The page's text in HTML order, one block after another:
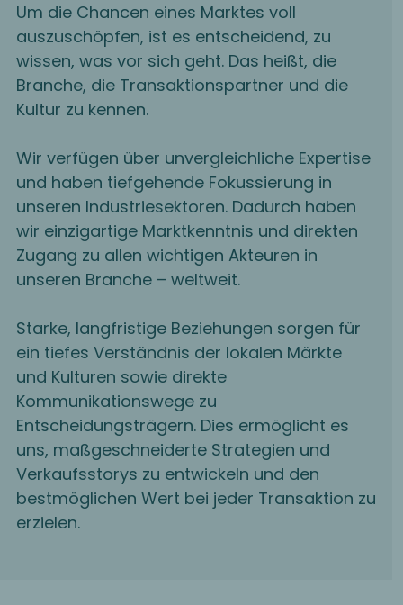
Um die Chancen eines Marktes voll
auszuschöpfen, ist es entscheidend, zu
wissen, was vor sich geht. Das heißt, die
Branche, die Transaktionspartner und die
Kultur zu kennen.
Wir verfügen über unvergleichliche Expertise
und haben tiefgehende Fokussierung in
unseren Industriesektoren. Dadurch haben
wir einzigartige Marktkenntnis und direkten
Zugang zu allen wichtigen Akteuren in
unseren Branche – weltweit.
Starke, langfristige Beziehungen sorgen für
ein tiefes Verständnis der lokalen Märkte
und Kulturen sowie direkte
Kommunikationswege zu
Entscheidungsträgern. Dies ermöglicht es
uns, maßgeschneiderte Strategien und
Verkaufsstorys zu entwickeln und den
bestmöglichen Wert bei jeder Transaktion zu
erzielen.